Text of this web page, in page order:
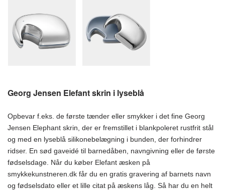
Georg Jensen Elefant skrin i lyseblå
Opbevar f.eks. de første tænder eller smykker i det fine Georg
Jensen Elephant skrin, der er fremstillet i blankpoleret rustfrit stål
og med en lyseblå silikonebelægning i bunden, der forhindrer
ridser. En sød gaveidé til barnedåben, navngivning eller de første
fødselsdage. Når du køber Elefant æsken på
smykkekunstneren.dk får du en gratis gravering af barnets navn
og fødselsdato eller et lille citat på æskens låg. Så har du en helt